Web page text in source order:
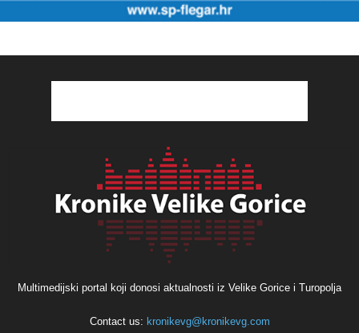
Multimedijski portal koji donosi aktualnosti iz Velike Gorice i Turopolja
Contact us: kronikevg@kronikevg.com